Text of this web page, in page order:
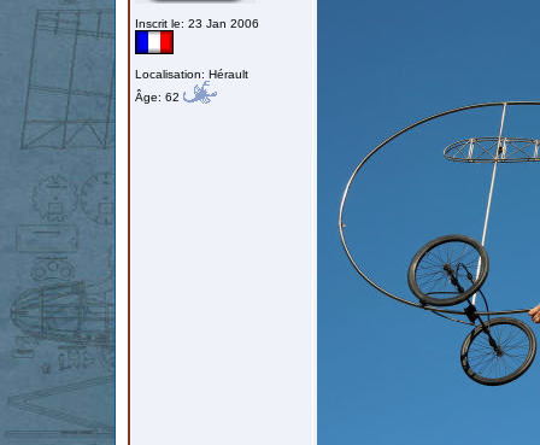
Inscrit le: 23 Jan 2006
Localisation: Hérault
Âge: 62